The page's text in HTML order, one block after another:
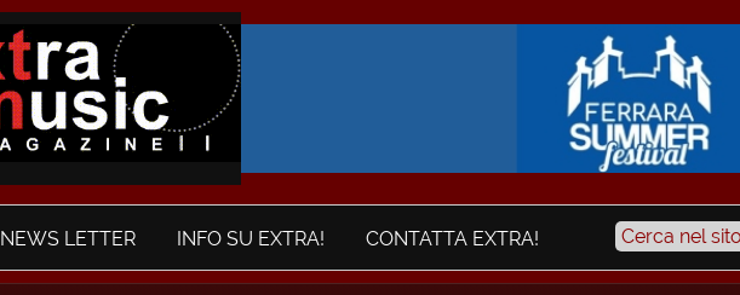
NEWS LETTER INFO SU EXTRA! CONTATTA EXTRA!